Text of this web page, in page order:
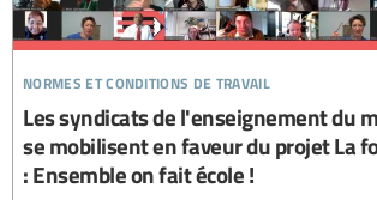
normes et conditions de travail
Les syndicats de l'enseignement du
se mobilisent en faveur du projet La
: Ensemble on fait école !